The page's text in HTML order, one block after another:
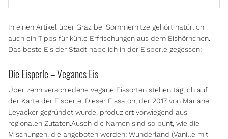
In einen Artikel über Graz bei Sommerhitze gehört natürlich
auch ein Tipps für kühle Erfrischungen aus dem Eishörnchen.
Das beste Eis der Stadt habe ich in der Eisperle gegessen:
Die Eisperle – Veganes Eis
Über zehn verschiedene vegane Eissorten stehen täglich auf
der Karte der Eisperle. Dieser Eissalon, der 2017 von Mariane
Leyacker gegründet wurde, produziert vorwiegend aus
regionalen Zutaten.Ausch die Namen sind so bunt, wie die
Mischungen, die angeboten werden: Wunderland (Vanille mit